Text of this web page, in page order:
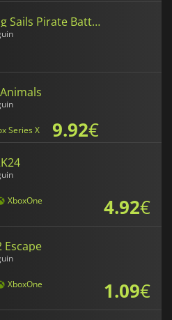
Blazing Sails Pirate Battle Royale
Series X 9.92€
XboxOne
4.92€
Escape
XboxOne
1.09€